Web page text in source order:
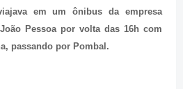
em um ônibus da empresa
Pessoa por volta das 16h com
passando por Pombal.